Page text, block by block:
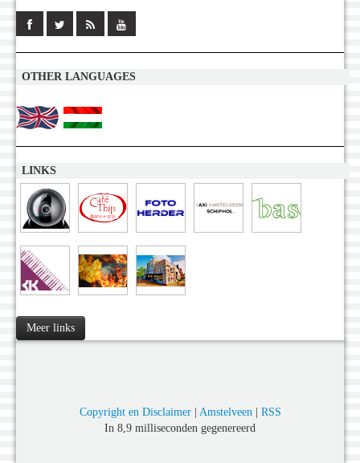
OTHER LANGUAGES
LINKS
Meer links
Copyright en Disclaimer| Amstelveen | RSS
In 8,9 milliseconden gegenereerd